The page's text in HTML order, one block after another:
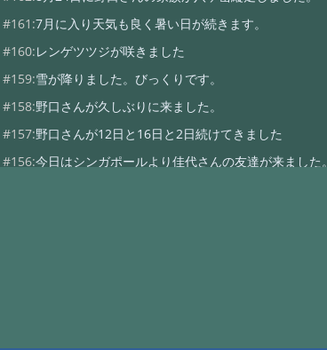
#161:7月に入り天気も良く暑い日が続きます。
#160:レンゲツツジが咲きました
#159:雪が降りました。びっくりです。
#158:野口さんが久しぶりに来ました。
#157:野口さんが12日と16日と2日続けてきました
#156:今日はシンガポールより佳代さんの友達が来ました。